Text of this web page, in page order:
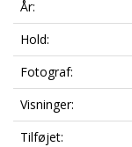
År:
Hold:
Fotograf:
Visninger:
Tilføjet: